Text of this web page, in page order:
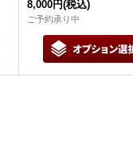
8,000円(税込)
ご予約承り中